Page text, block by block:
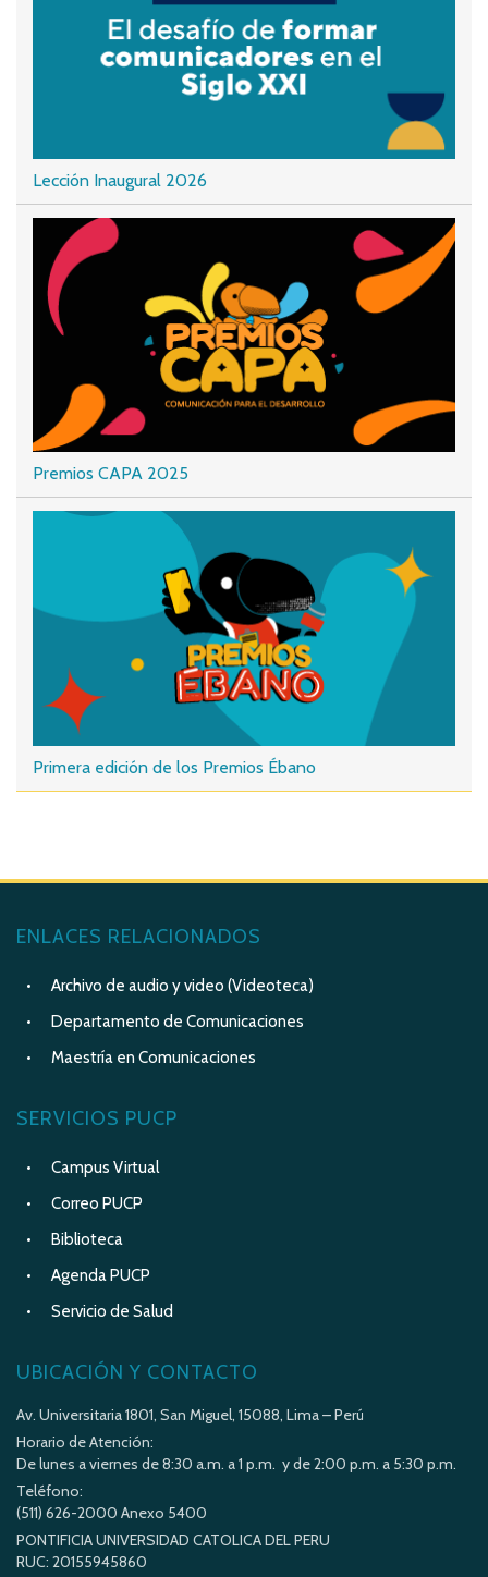
Lección Inaugural 2026
Premios CAPA 2025
Primera edición de los Premios Ébano
ENLACES RELACIONADOS
Archivo de audio y video (Videoteca)
Departamento de Comunicaciones
Maestría en Comunicaciones
SERVICIOS PUCP
Campus Virtual
Correo PUCP
Biblioteca
Agenda PUCP
Servicio de Salud
UBICACIÓN Y CONTACTO
Av. Universitaria 1801, San Miguel, 15088, Lima – Perú
Horario de Atención:
De lunes a viernes de 8:30 a.m. a 1 p.m. y de 2:00 p.m. a 5:30 p.m.
Teléfono:
(511) 626-2000 Anexo 5400
PONTIFICIA UNIVERSIDAD CATOLICA DEL PERU
RUC: 20155945860